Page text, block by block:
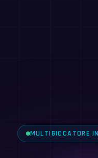
MULTIGIOCATORE